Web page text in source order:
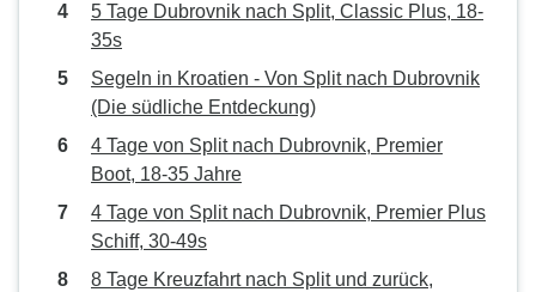
5 Tage Dubrovnik nach Split, Classic Plus, 18-
35s
Segeln in Kroatien - Von Split nach Dubrovnik
(Die südliche Entdeckung)
4 Tage von Split nach Dubrovnik, Premier
Boot, 18-35 Jahre
4 Tage von Split nach Dubrovnik, Premier Plus
Schiff, 30-49s
8 Tage Kreuzfahrt nach Split und zurück,